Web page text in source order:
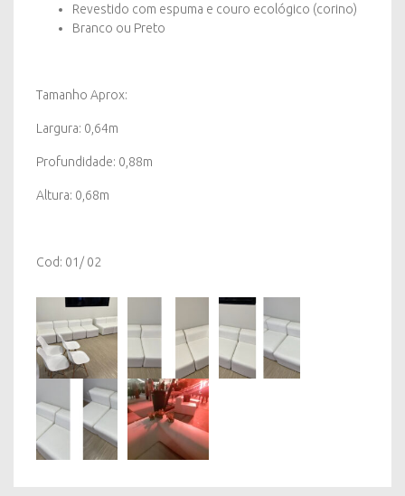
Revestido com espuma e couro ecológico (corino)
Branco ou Preto
Tamanho Aprox:
Largura: 0,64m
Profundidade: 0,88m
Altura: 0,68m
Cod: 01/ 02